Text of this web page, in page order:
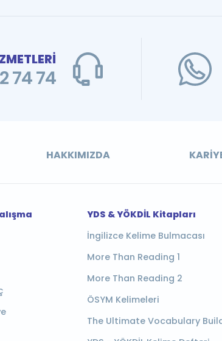
74 74
HAKKIMIZDA
YDS & YÖKDİL Kitapları
İngilizce Kelime Bulmacası
More Than Reading 1
More Than Reading 2
ÖSYM Kelimeleri
The Ultimate Vocabulary